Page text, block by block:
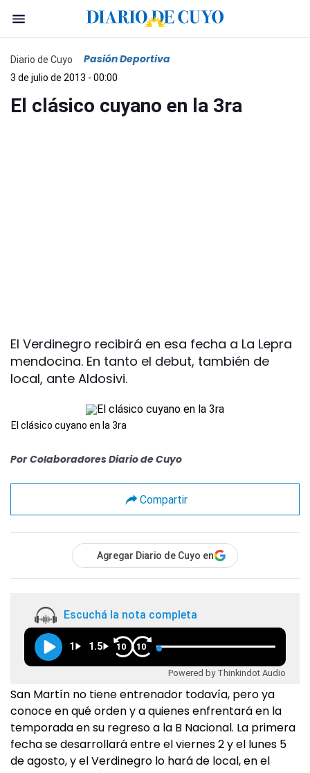
Diario de Cuyo Pasión Deportiva
3 de julio de 2013 - 00:00
El clásico cuyano en la 3ra
El Verdinegro recibirá en esa fecha a La Lepra
mendocina. En tanto el debut, también de
local, ante Aldosivi.
El clásico cuyano en la 3ra
Por Colaboradores Diario de Cuyo
Compartir
Agregar Diario de Cuyo en
Escuchá la nota completa
1 1.5 10 10
Powered by Thinkindot Audio
San Martín no tiene entrenador todavía, pero ya
conoce en qué orden y a quienes enfrentará en la
temporada en su regreso a la B Nacional. La primera
fecha se desarrollará entre el viernes 2 y el lunes 5
de agosto, y el Verdinegro lo hará de local, en el